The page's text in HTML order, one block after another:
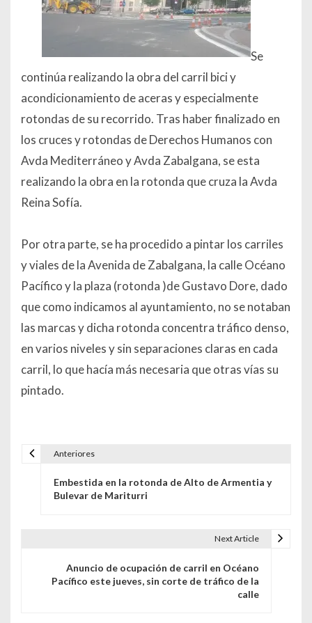
Se
continúa realizando la obra del carril bici y
acondicionamiento de aceras y especialmente
rotondas de su recorrido. Tras haber finalizado en
los cruces y rotondas de Derechos Humanos con
Avda Mediterráneo y Avda Zabalgana, se esta
realizando la obra en la rotonda que cruza la Avda
Reina Sofía.
Por otra parte, se ha procedido a pintar los carriles
y viales de la Avenida de Zabalgana, la calle Océano
Pacífico y la plaza (rotonda )de Gustavo Dore, dado
que como indicamos al ayuntamiento, no se notaban
las marcas y dicha rotonda concentra tráfico denso,
en varios niveles y sin separaciones claras en cada
carril, lo que hacía más necesaria que otras vías su
pintado.
Anteriores
Embestida en la rotonda de Alto de Armentia y
Bulevar de Mariturri
Next Article
Anuncio de ocupación de carril en Océano
Pacífico este jueves, sin corte de tráfico de la
calle